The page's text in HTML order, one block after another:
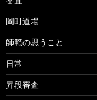
岡町道場
師範の思うこと
日常
昇段審査